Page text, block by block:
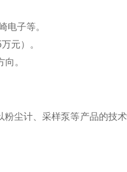
电子等‌。
元）‌。
。
粉尘计、采样泵等产品的技术